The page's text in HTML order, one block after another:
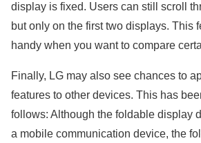
display is fixed. Users can still scroll
but only on the first two displays. This
handy when you want to compare
Finally, LG may also see chances to
features to other devices. This has
follows: Although the foldable display
a mobile communication device, the